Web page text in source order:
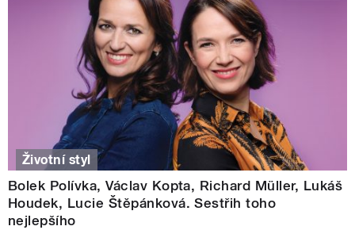
Životní styl
Bolek Polívka, Václav Kopta, Richard Müller, Lukáš
Houdek, Lucie Štěpánková. Sestřih toho
nejlepšího